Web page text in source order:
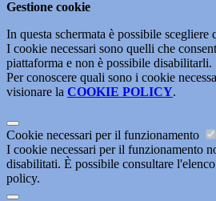
Gestione cookie
In questa schermata è possibile scegliere
I cookie necessari sono quelli che
piattaforma e non è possibile disabilitarli.
Per conoscere quali sono i cookie
visionare la COOKIE POLICY.
Cookie necessari per il funzionamento
I cookie necessari per il funzionamento
disabilitati. È possibile consultare
policy.